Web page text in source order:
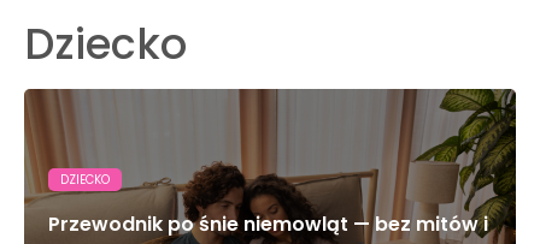
Dziecko
DZIECKO
Przewodnik po śnie niemowląt — bez mitów i